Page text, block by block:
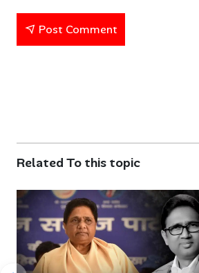
Post Comment
Related To this topic